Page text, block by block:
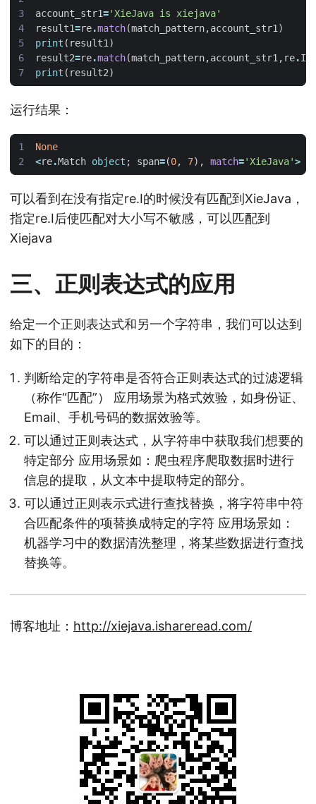
account_str1='XieJava is xiejava'
result1=re.match(match_pattern,account_str1 )
print ( result1 )
result2=re.match(match_pattern,account_str1 , re.I
print ( result2)
运行结果：
None
<re.Match object ; span=(0, 7), match='XieJava'>
可以看到在没有指定re.I的时候没有匹配到XieJava，
指定re.I后使匹配对大小写不敏感，可以匹配到
Xiejava
三、正则表达式的应用
给定一个正则表达式和另一个字符串，我们可以达到
如下的目的：
判断给定的字符串是否符合正则表达式的过滤逻辑
（称作“匹配”） 应用场景为格式效验，如身份证、
Email、手机号码的数据效验等。
可以通过正则表达式，从字符串中获取我们想要的
特定部分 应用场景如：爬虫程序爬取数据时进行
信息的提取，从文本中提取特定的部分。
可以通过正则表示式进行查找替换，将字符串中符
合匹配条件的项替换成特定的字符 应用场景如：
机器学习中的数据清洗整理，将某些数据进行查找
替换等。
博客地址： http://xiejava.ishareread.com/